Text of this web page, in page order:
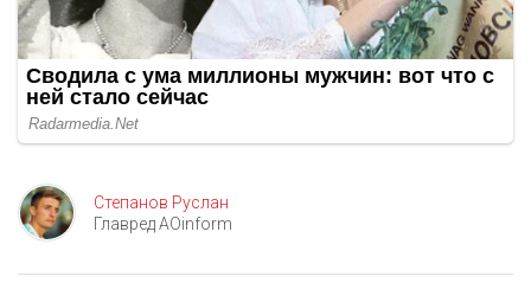
Степанов Руслан
Главред AOinform